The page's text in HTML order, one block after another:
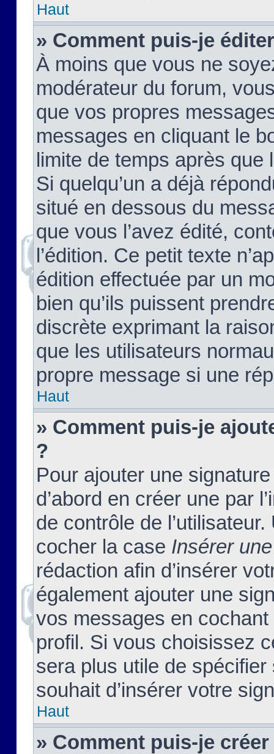
Haut
» Comment puis-je
À moins que vous ne
modérateur du forum,
que vos propres
messages en cliquant le
limite de temps après que
Si quelqu’un a déjà
situé en dessous du
que vous l’avez édité,
l’édition. Ce petit texte
édition effectuée par un
bien qu’ils puissent
discrète exprimant la
que les utilisateurs
propre message si une
Haut
» Comment puis-je
?
Pour ajouter une
d’abord en créer une par
de contrôle de
cocher la case Insérer
rédaction afin d’insérer
également ajouter une
vos messages en
profil. Si vous choisissez
sera plus utile de
souhait d’insérer votre
Haut
» Comment puis-je